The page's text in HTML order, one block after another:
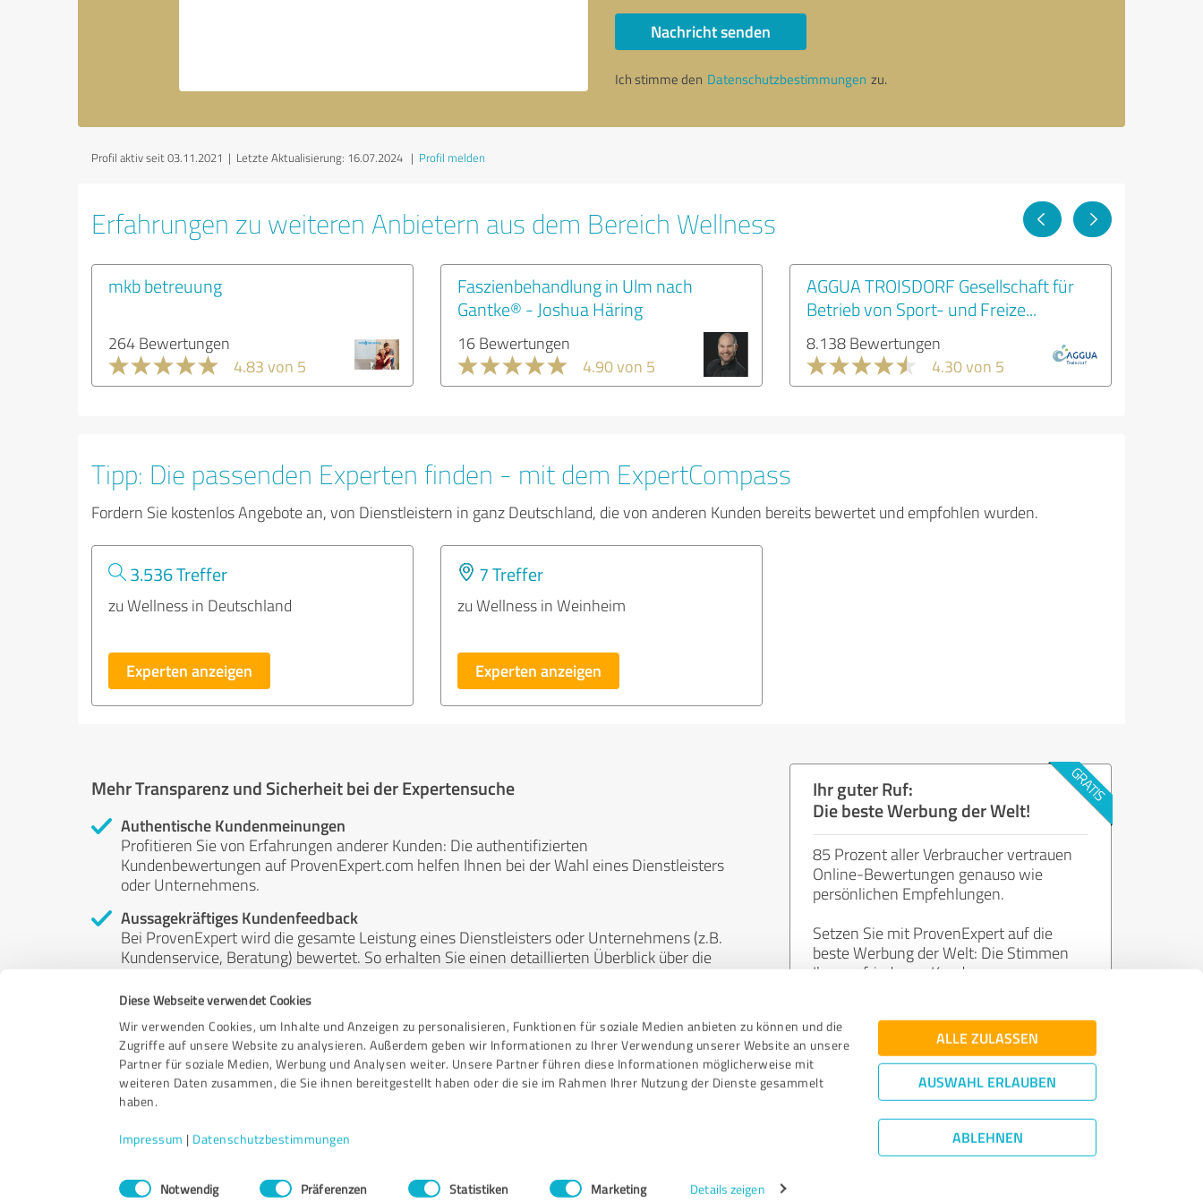
Diese Webseite verwendet Cookies
Wir verwenden Cookies, um Inhalte und Anzeigen zu personalisieren, Funktionen für soziale Medien anbieten zu können und die
Zugriffe auf unsere Website zu analysieren. Außerdem geben wir Informationen zu Ihrer Verwendung unserer Website an unsere
Partner für soziale Medien, Werbung und Analysen weiter. Unsere Partner führen diese Informationen möglicherweise mit
weiteren Daten zusammen, die Sie ihnen bereitgestellt haben oder die sie im Rahmen Ihrer Nutzung der Dienste gesammelt
haben.
Impressum | Datenschutzbestimmungen
Einwilligungsauswahl
Notwendig Präferenzen Statistiken Marketing Details zeigen
ALLE ZULASSEN
AUSWAHL ERLAUBEN
ABLEHNEN
Nachricht senden
Ich stimme den Datenschutzbestimmungen zu.
Profil aktiv seit 03.11.2021 | Letzte Aktualisierung: 16.07.2024 | Profil melden
Erfahrungen zu weiteren Anbietern aus dem Bereich Wellness
mkb betreuung
264 Bewertungen
4.83 von 5
Faszienbehandlung in Ulm nach
Gantke® - Joshua Häring
16 Bewertungen
4.90 von 5
AGGUA TROISDORF Gesellschaft für
Betrieb von Sport- und Freize...
8.138 Bewertungen
4.30 von 5
Tipp: Die passenden Experten finden - mit dem ExpertCompass
Fordern Sie kostenlos Angebote an, von Dienstleistern in ganz Deutschland, die von anderen Kunden bereits bewertet und empfohlen wurden.
3.536 Treffer
zu Wellness in Deutschland
Experten anzeigen
7 Treffer
zu Wellness in Weinheim
Experten anzeigen
Mehr Transparenz und Sicherheit bei der Expertensuche
Authentische Kundenmeinungen
Profitieren Sie von Erfahrungen anderer Kunden: Die authentifizierten
Kundenbewertungen auf ProvenExpert.com helfen Ihnen bei der Wahl eines Dienstleisters
oder Unternehmens.
Aussagekräftiges Kundenfeedback
Bei ProvenExpert wird die gesamte Leistung eines Dienstleisters oder Unternehmens (z.B.
Kundenservice, Beratung) bewertet. So erhalten Sie einen detaillierten Überblick über die
Unabhängige Bewertungen
ProvenExpert ist grundsätzlich kostenlos, unabhängig und neutral. Bewertungen von
Kunden erfolgen freiwillig, können nicht gekauft werden und sind weder finanziell noch
anderweitig beeinflussbar.
Ihr guter Ruf:
Die beste Werbung der Welt!
85 Prozent aller Verbraucher vertrauen
Online-Bewertungen genauso wie
persönlichen Empfehlungen.
Setzen Sie mit ProvenExpert auf die
beste Werbung der Welt: Die Stimmen
Ihrer zufriedenen Kunden.
Jetzt kostenlos starten
Bewertungs­richtlinien|Qualitätssicherung|Datenschutz|Impressum